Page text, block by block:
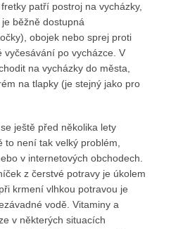
patří postroj na vycházky,
běžně dostupná
obojek nebo sprej proti
po vycházce. V
na vycházky do města,
na tlapky (je stejný jako pro
ještě před několika lety
není tak velký problém,
v internetových obchodech.
z čerstvé potravy je úkolem
krmení vlhkou potravou je
vodě. Vitaminy a
v některých situacích